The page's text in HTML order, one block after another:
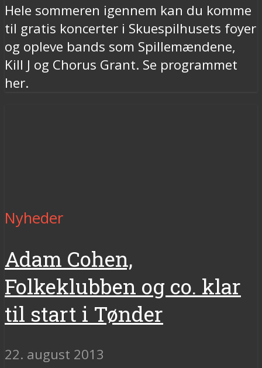
Hele sommeren igennem kan du komme
til gratis koncerter i Skuespilhusets foyer
og opleve bands som Spillemændene,
Kill J og Chorus Grant. Se programmet
her.
Nyheder
Adam Cohen,
Folkeklubben og co. klar
til start i Tønder
22. august 2013